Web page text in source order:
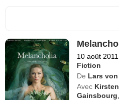
10 août 2011
Fiction
De Lars
Avec
Gainsbourg